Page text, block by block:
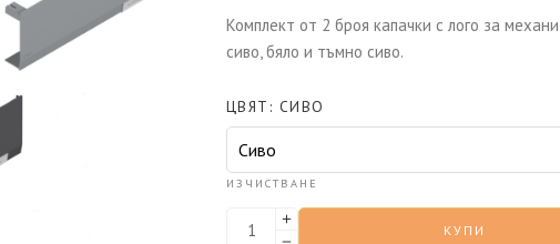
Комплект от 2 броя капачки с лого за
сиво, бяло и тъмно сиво.
ЦВЯТ СИВО
ИЗЧИСТВАНЕ
КУПИ